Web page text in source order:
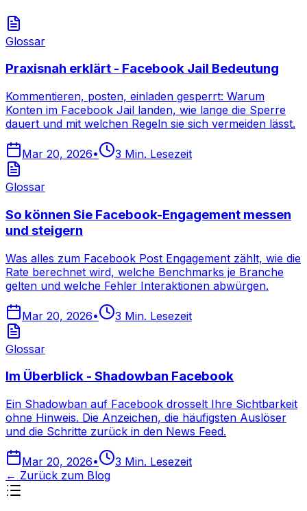
Glossar
Praxisnah erklärt - Facebook Jail Bedeutung
Kommentieren, posten, einladen gesperrt: Warum
Konten im Facebook Jail landen, wie lange die Sperre
dauert und mit welchen Regeln sie sich vermeiden lässt.
Mar 20, 2026• 3 Min. Lesezeit
Glossar
So können Sie Facebook-Engagement messen
und steigern
Was alles zum Facebook Post Engagement zählt, wie die
Rate berechnet wird, welche Benchmarks je Branche
gelten und welche Fehler Interaktionen abwürgen.
Mar 20, 2026• 3 Min. Lesezeit
Glossar
Im Überblick - Shadowban Facebook
Ein Shadowban auf Facebook drosselt Ihre Sichtbarkeit
ohne Hinweis. Die Anzeichen, die häufigsten Auslöser
und die Schritte zurück in den News Feed.
Mar 20, 2026• 3 Min. Lesezeit
← Zurück zum Blog